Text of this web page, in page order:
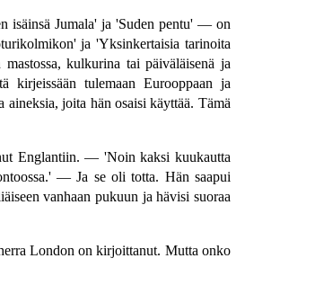
isäinsä Jumala' ja 'Suden pentu' — on
ja 'Yksinkertaisia tarinoita
kulkurina tai päiväläisenä ja
kirjeissään tulemaan Eurooppaan ja
joita hän osaisi käyttää. Tämä
Englantiin. — 'Noin kaksi kuukautta
— Ja se oli totta. Hän saapui
vanhaan pukuun ja hävisi suoraa
London on kirjoittanut. Mutta onko